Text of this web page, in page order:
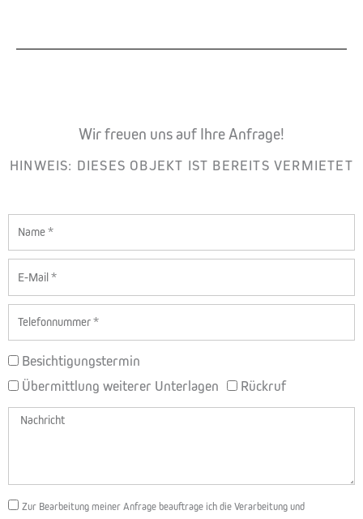
Wir freuen uns auf Ihre Anfrage!
HINWEIS: DIESES OBJEKT IST BEREITS VERMIETET
Name
E-
Mail
Telefon
BETREFF
Besichtigungstermin
Übermittlung weiterer Unterlagen
Rückruf
Nachricht
DSGVOZur Bearbeitung meiner Anfrage beauftrage ich die Verarbeitung und